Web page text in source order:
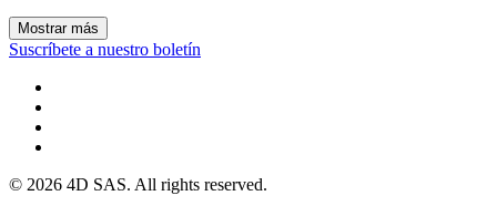
Mostrar más
Suscríbete a nuestro boletín
© 2026 4D SAS. All rights reserved.